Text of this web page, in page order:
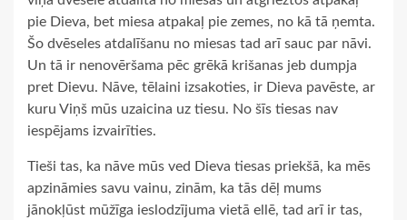
pie Dieva, bet miesa atpakaļ pie zemes, no kā tā ņemta.
Šo dvēseles atdalīšanu no miesas tad arī sauc par nāvi.
Un tā ir nenovēršama pēc grēkā krišanas jeb dumpja
pret Dievu. Nāve, tēlaini izsakoties, ir Dieva pavēste, ar
kuru Viņš mūs uzaicina uz tiesu. No šīs tiesas nav
iespējams izvairīties.
Tieši tas, ka nāve mūs ved Dieva tiesas priekšā, ka mēs
apzināmies savu vainu, zinām, ka tās dēļ mums
jānokļūst mūžīga ieslodzījuma vietā ellē, tad arī ir tas,